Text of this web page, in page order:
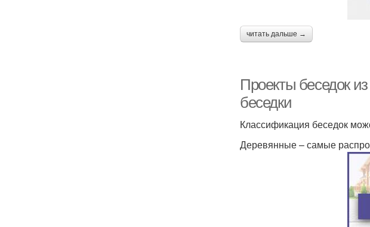
читать дальше →
Проекты беседок
беседки
Классификация беседок
Деревянные – самые